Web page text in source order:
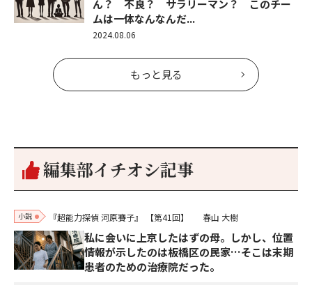
ん？ 不良？ サラリーマン？ このチー
ムは一体なんなんだ...
2024.08.06
もっと見る
編集部イチオシ記事
小説 『超能力探偵 河原賽子』 【第41回】 春山 大樹
私に会いに上京したはずの母。しかし、位置
情報が示したのは板橋区の民家…そこは末期
患者のための治療院だった。